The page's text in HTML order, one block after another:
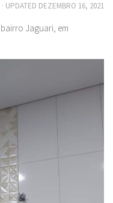
· UPDATED DEZEMBRO 16, 2021
Jaguari, em